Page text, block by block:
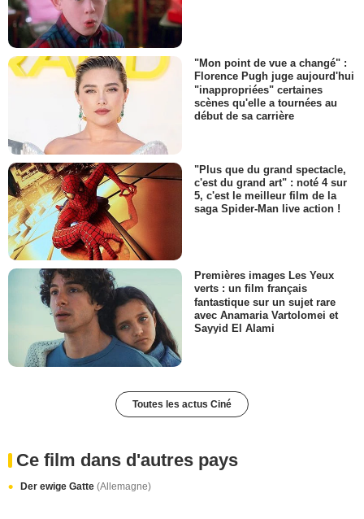
"Mon point de vue a changé" :
Florence Pugh juge aujourd'hui
"inappropriées" certaines
scènes qu'elle a tournées au
début de sa carrière
"Plus que du grand spectacle,
c'est du grand art" : noté 4 sur
5, c'est le meilleur film de la
saga Spider-Man live action !
Premières images Les Yeux
verts : un film français
fantastique sur un sujet rare
avec Anamaria Vartolomei et
Sayyid El Alami
Toutes les actus Ciné
Ce film dans d'autres pays
Der ewige Gatte (Allemagne)